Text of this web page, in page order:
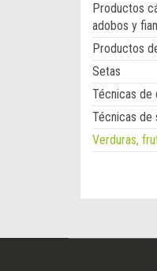
Productos
adobos y
Productos
Setas
Técnicas de
Técnicas de
Verduras,